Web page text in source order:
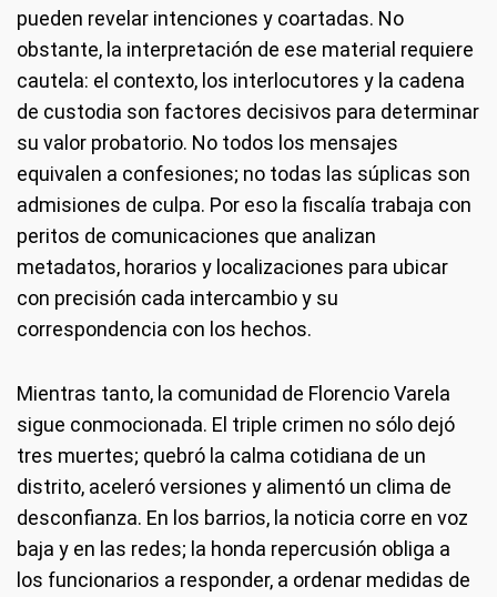
pueden revelar intenciones y coartadas. No
obstante, la interpretación de ese material requiere
cautela: el contexto, los interlocutores y la cadena
de custodia son factores decisivos para determinar
su valor probatorio. No todos los mensajes
equivalen a confesiones; no todas las súplicas son
admisiones de culpa. Por eso la fiscalía trabaja con
peritos de comunicaciones que analizan
metadatos, horarios y localizaciones para ubicar
con precisión cada intercambio y su
correspondencia con los hechos.
Mientras tanto, la comunidad de Florencio Varela
sigue conmocionada. El triple crimen no sólo dejó
tres muertes; quebró la calma cotidiana de un
distrito, aceleró versiones y alimentó un clima de
desconfianza. En los barrios, la noticia corre en voz
baja y en las redes; la honda repercusión obliga a
los funcionarios a responder, a ordenar medidas de